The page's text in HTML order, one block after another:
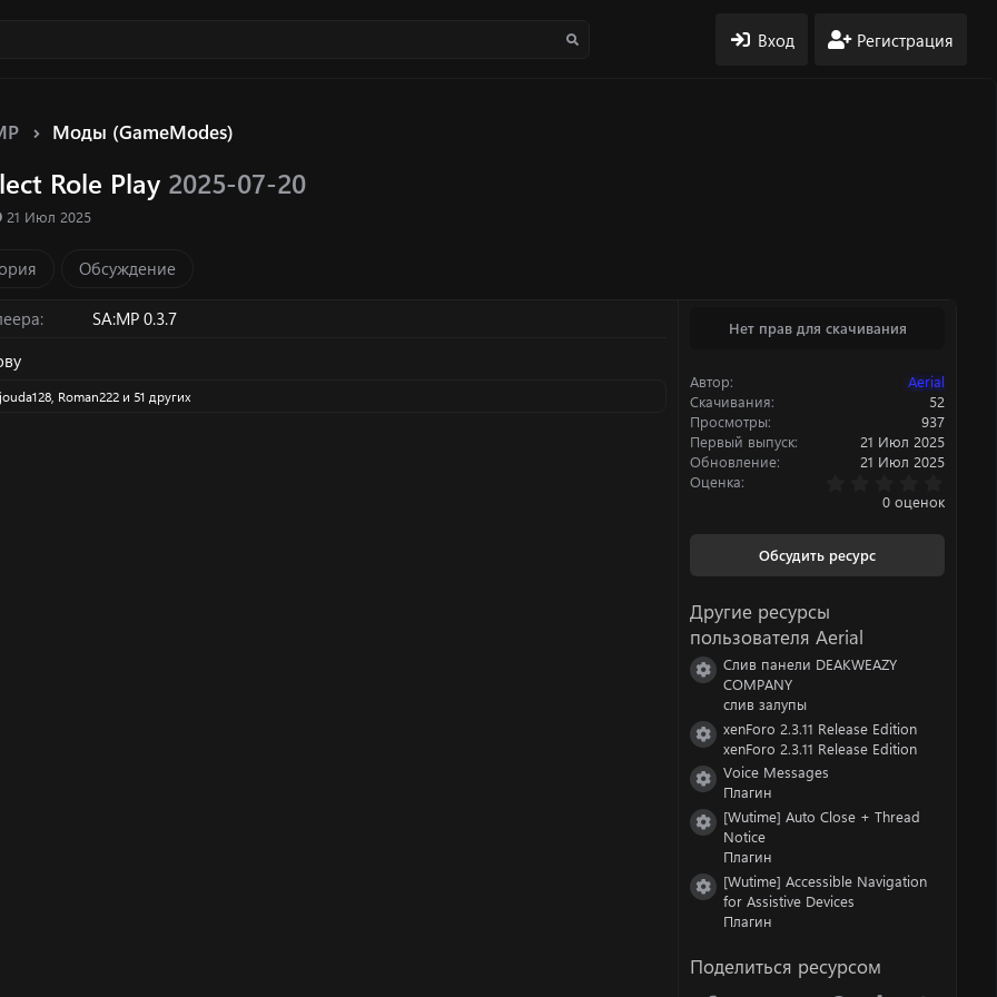
Вход Регистрация
Моды (GameModes)
ресурса
Role Play 2025-07-20
Д
а
о
д
н
21 Июл 2025
Обсуждение
SA:MP 0.3.7
jouda128, Roman222 и 51 других
Нет прав для скачивания
Автор
Aerial
Скачивания
52
Просмотры
937
Первый выпуск
21 Июл 2025
Обновление
21 Июл 2025
Оценка
.
0
0 оценок
Обсудить ресурс
Другие ресурсы
пользователя Aerial
Иконка ресурса
Слив панели DEAKWEAZY
COMPANY
слив залупы
Иконка ресурса
xenForo 2.3.11 Release Edition
xenForo 2.3.11 Release Edition
Иконка ресурса
Voice Messages
Плагин
Иконка ресурса
[Wutime] Auto Close + Thread
Notice
Плагин
Иконка ресурса
[Wutime] Accessible Navigation
for Assistive Devices
Плагин
Поделиться ресурсом